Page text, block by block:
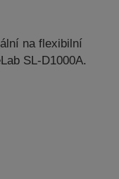
na flexibilní
SL-D1000A.